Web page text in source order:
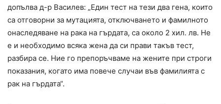
допълва д-р Василев: „Един тест на тези два гена, които
са отговорни за мутацията, отключването и фамилното
онаследяване на рака на гърдата, са около 2 хил. лв. Не
е и необходимо всяка жена да си прави такъв тест,
разбира се. Ние го препоръчваме на жените при строги
показания, когато има повече случаи във фамилията с
рак на гърдата“.